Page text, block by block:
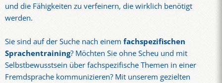
und die Fähigkeiten zu verfeinern, die wirklich benötigt
werden.
Sie sind auf der Suche nach einem fachspezifischen
Sprachentraining? Möchten Sie ohne Scheu und mit
Selbstbewusstsein über fachspezifische Themen in einer
Fremdsprache kommunizieren? Mit unserem gezielten